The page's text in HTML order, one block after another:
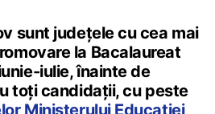
sunt județele cu cea mai
la Bacalaureat
iulie, înainte de
toți candidații, cu peste